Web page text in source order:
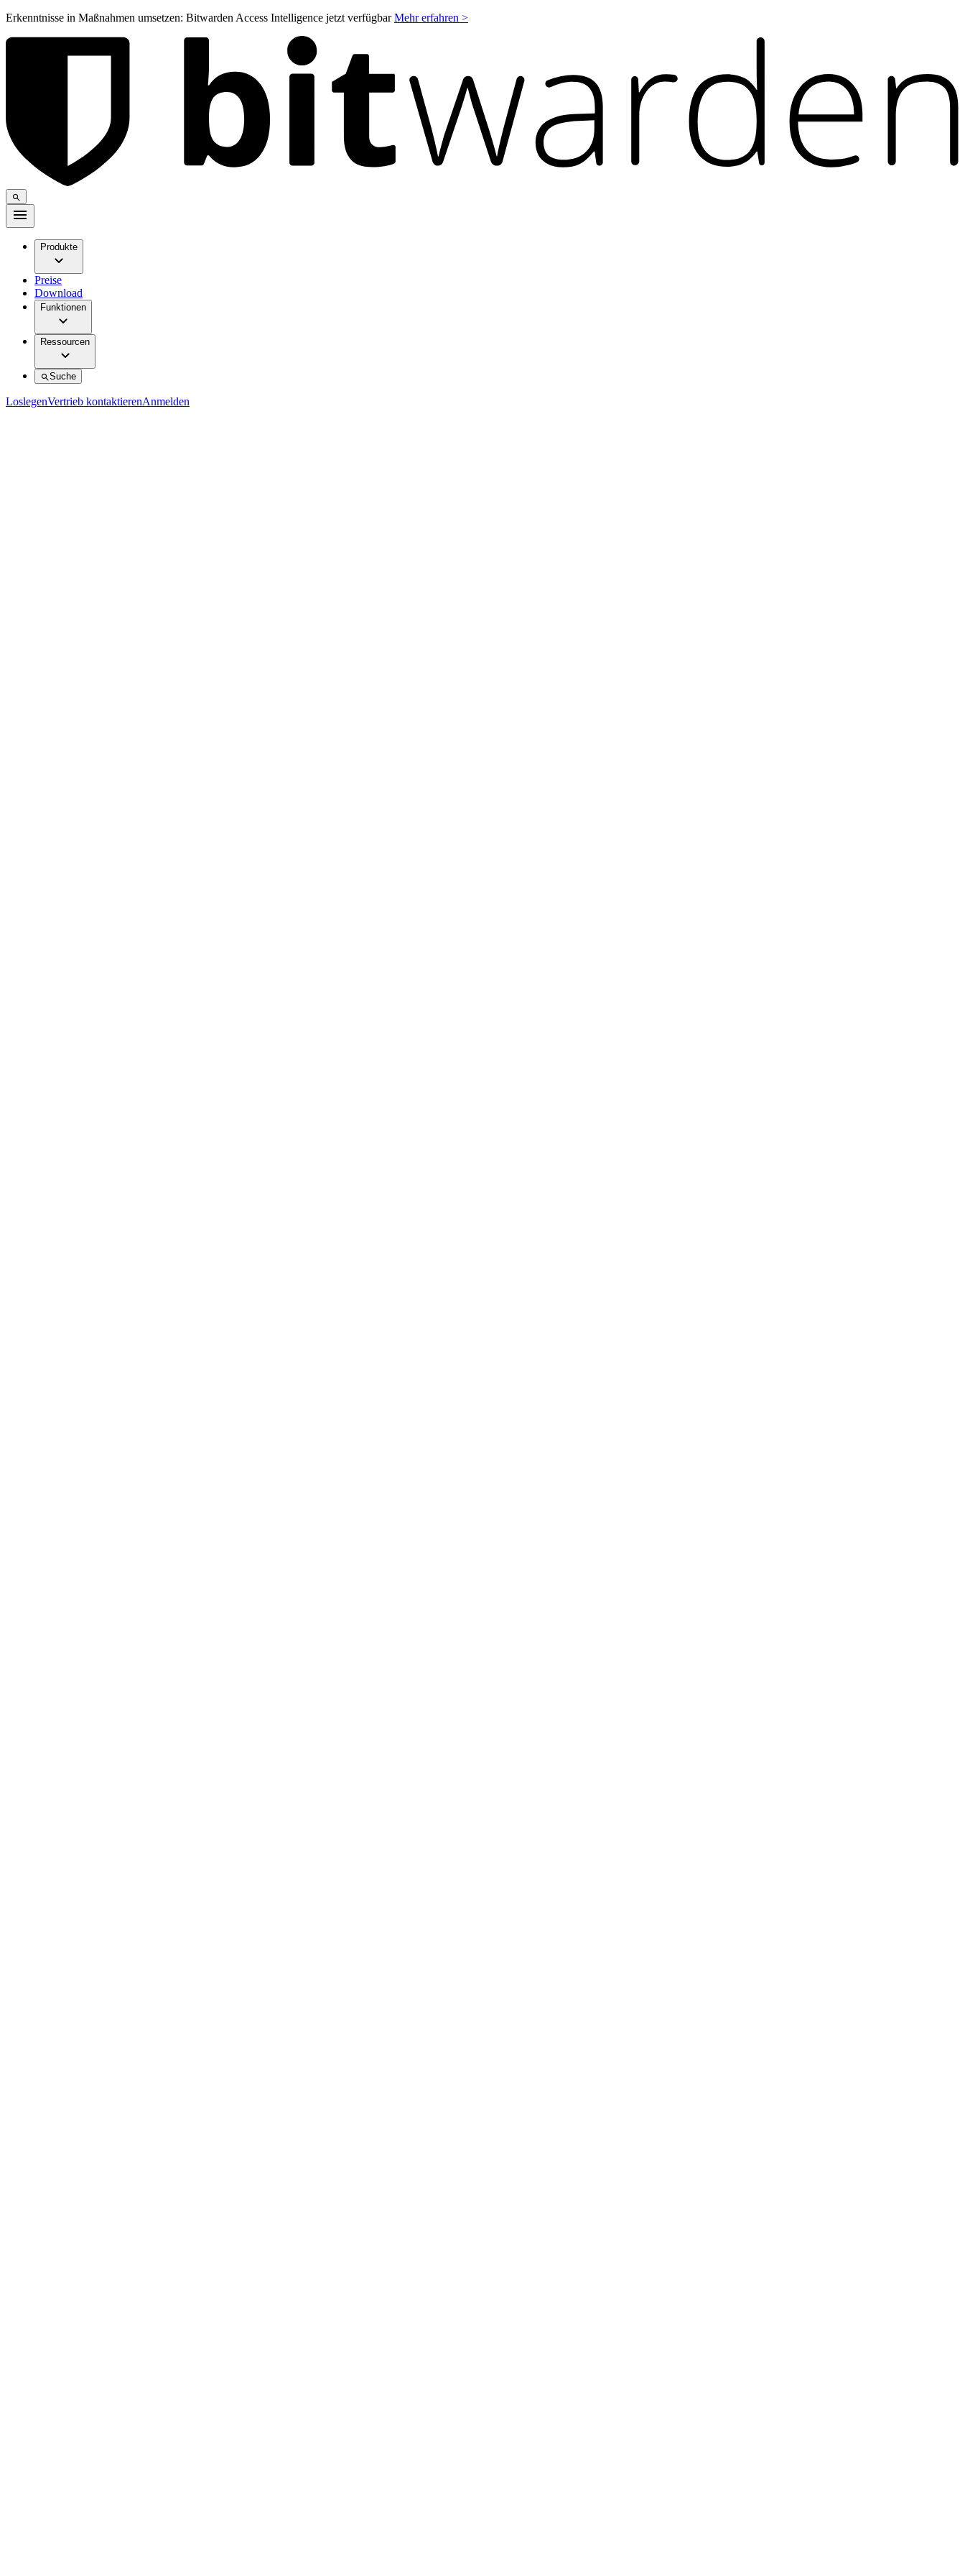
Erkenntnisse in Maßnahmen umsetzen: Bitwarden Access Intelligence jetzt verfügbarMehr erfahren >
Produkte
Preise
Download
Funktionen
Ressourcen
Suche
LoslegenVertrieb kontaktierenAnmelden